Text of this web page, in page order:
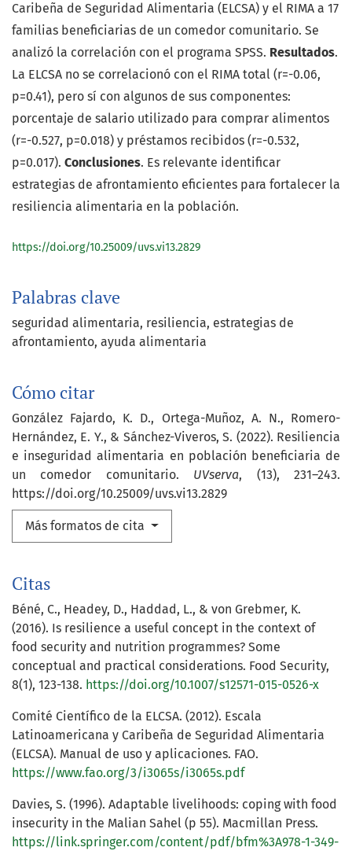
Palabras clave
seguridad alimentaria resiliencia estrategias de
afrontamiento ayuda alimentaria
Cómo citar
González Fajardo, K. D., Ortega-Muñoz, A. N., Romero-
Hernández, E. Y., & Sánchez-Viveros, S. (2022). Resiliencia
e inseguridad alimentaria en población beneficiaria de
un comedor comunitario. UVserva, (13), 231–243.
https://doi.org/10.25009/uvs.vi13.2829
Más formatos de cita
Caribeña de Seguridad Alimentaria (ELCSA) y el RIMA a 17
familias beneficiarias de un comedor comunitario. Se
analizó la correlación con el programa SPSS. Resultados.
La ELCSA no se correlacionó con el RIMA total (r=-0.06,
p=0.41), pero sí con algunos de sus componentes:
porcentaje de salario utilizado para comprar alimentos
(r=-0.527, p=0.018) y préstamos recibidos (r=-0.532,
p=0.017). Conclusiones. Es relevante identificar
estrategias de afrontamiento eficientes para fortalecer la
resiliencia alimentaria en la población.
https://doi.org/10.25009/uvs.vi13.2829
Citas
Béné, C., Headey, D., Haddad, L., & von Grebmer, K.
(2016). Is resilience a useful concept in the context of
food security and nutrition programmes? Some
conceptual and practical considerations. Food Security,
8(1), 123-138. https://doi.org/10.1007/s12571-015-0526-x
Comité Científico de la ELCSA. (2012). Escala
Latinoamericana y Caribeña de Seguridad Alimentaria
(ELCSA). Manual de uso y aplicaciones. FAO.
https://www.fao.org/3/i3065s/i3065s.pdf
Davies, S. (1996). Adaptable livelihoods: coping with food
insecurity in the Malian Sahel (p 55). Macmillan Press.
https://link.springer.com/content/pdf/bfm%3A978-1-349-